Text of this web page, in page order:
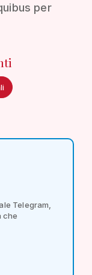
per
Telegram,
che